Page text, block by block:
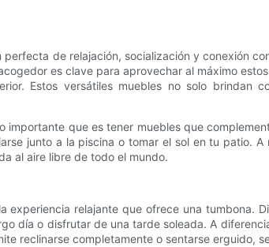
de relajación, socialización y conexión
es clave para aprovechar al máximo
Estos versátiles muebles no solo brindan
que es tener muebles que
junto a la piscina o tomar el sol en tu patio.
al aire libre de todo el mundo.
relajante que ofrece una tumbona.
día o disfrutar de una tarde soleada. A
reclinarse completamente o sentarse erguido,